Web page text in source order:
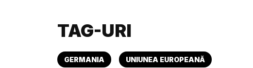
TAG-URI
GERMANIA UNIUNEA EUROPEANĂ